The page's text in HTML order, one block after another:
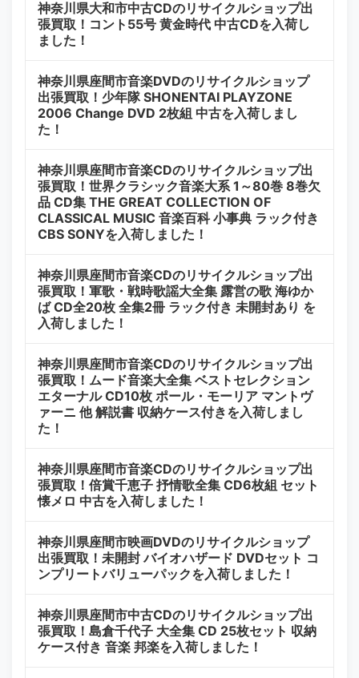
神奈川県大和市中古CDのリサイクルショップ出
張買取！コント55号 黄金時代 中古CDを入荷し
ました！
神奈川県座間市音楽DVDのリサイクルショップ
出張買取！少年隊 SHONENTAI PLAYZONE
2006 Change DVD 2枚組 中古を入荷しまし
た！
神奈川県座間市音楽CDのリサイクルショップ出
張買取！世界クラシック音楽大系 1～80巻 8巻欠
品 CD集 THE GREAT COLLECTION OF
CLASSICAL MUSIC 音楽百科 小事典 ラック付き
CBS SONYを入荷しました！
神奈川県座間市音楽CDのリサイクルショップ出
張買取！軍歌・戦時歌謡大全集 露営の歌 海ゆか
ば CD全20枚 全集2冊 ラック付き 未開封あり を
入荷しました！
神奈川県座間市音楽CDのリサイクルショップ出
張買取！ムード音楽大全集 ベストセレクション
エターナル CD10枚 ポール・モーリア マントヴ
ァーニ 他 解説書 収納ケース付きを入荷しまし
た！
神奈川県座間市音楽CDのリサイクルショップ出
張買取！倍賞千恵子 抒情歌全集 CD6枚組 セット
懐メロ 中古を入荷しました！
神奈川県座間市映画DVDのリサイクルショップ
出張買取！未開封 バイオハザード DVDセット コ
ンプリートバリューパックを入荷しました！
神奈川県座間市中古CDのリサイクルショップ出
張買取！島倉千代子 大全集 CD 25枚セット 収納
ケース付き 音楽 邦楽を入荷しました！